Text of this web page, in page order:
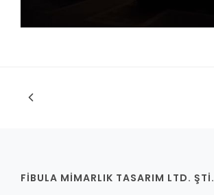
FİBULA MİMARLIK TASARIM LTD. ŞTİ.